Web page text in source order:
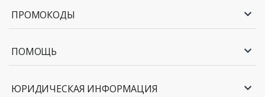
ПРОМОКОДЫ
ПОМОЩЬ
ЮРИДИЧЕСКАЯ ИНФОРМАЦИЯ